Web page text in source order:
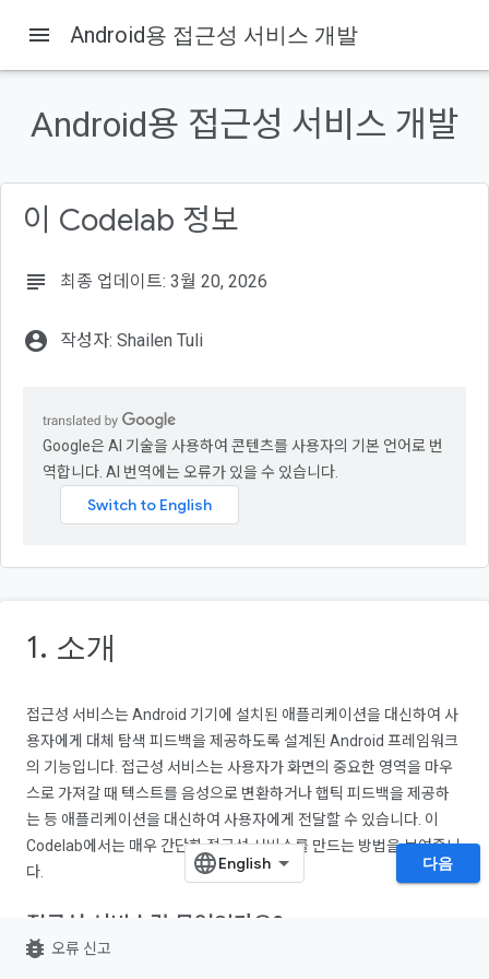
이 페이지의 내용
일반적인 접근성 서비스의 예
접근성 서비스 빌드
menu Android용 접근성 서비스 개발
Android용 접근성 서비스 개발
이 Codelab 정보
subject 최종 업데이트: 3월 20, 2026
account_circle 작성자: Shailen Tuli
Google은 AI 기술을 사용하여 콘텐츠를 사용자의 기본 언어로 번
역합니다. AI 번역에는 오류가 있을 수 있습니다.
1. 소개
접근성 서비스는 Android 기기에 설치된 애플리케이션을 대신하여 사
용자에게 대체 탐색 피드백을 제공하도록 설계된 Android 프레임워크
의 기능입니다. 접근성 서비스는 사용자가 화면의 중요한 영역을 마우
스로 가져갈 때 텍스트를 음성으로 변환하거나 햅틱 피드백을 제공하
는 등 애플리케이션을 대신하여 사용자에게 전달할 수 있습니다. 이
Codelab에서는 매우 간단한 접근성 서비스를 만드는 방법을 보여줍니
다.
접근성 서비스란 무엇인가요?
다음
bug_report 오류 신고